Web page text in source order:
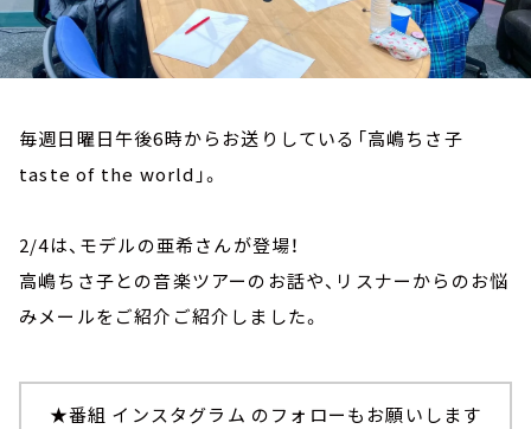
毎週日曜日午後6時からお送りしている「高嶋ちさ子
taste of the world」。
2/4は、モデルの亜希さんが登場！
高嶋ちさ子との音楽ツアーのお話や、リスナーからのお悩
みメールをご紹介ご紹介しました。
★番組 インスタグラム のフォローもお願いします